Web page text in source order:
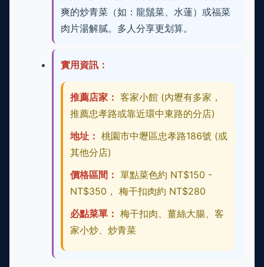
爽的炒青菜（如：龍鬚菜、水蓮）或福菜
肉片湯解膩。多人分享更划算。
實用資訊：
推薦店家： 客家小館 (內壢有多家，
推薦忠孝路或靠近環中東路的分店)
地址： 桃園市中壢區忠孝路186號 (或
其他分店)
價格區間： 單點菜色約 NT$150 -
NT$350， 梅干扣肉約 NT$280
必點菜單： 梅干扣肉、薑絲大腸、客
家小炒、炒青菜